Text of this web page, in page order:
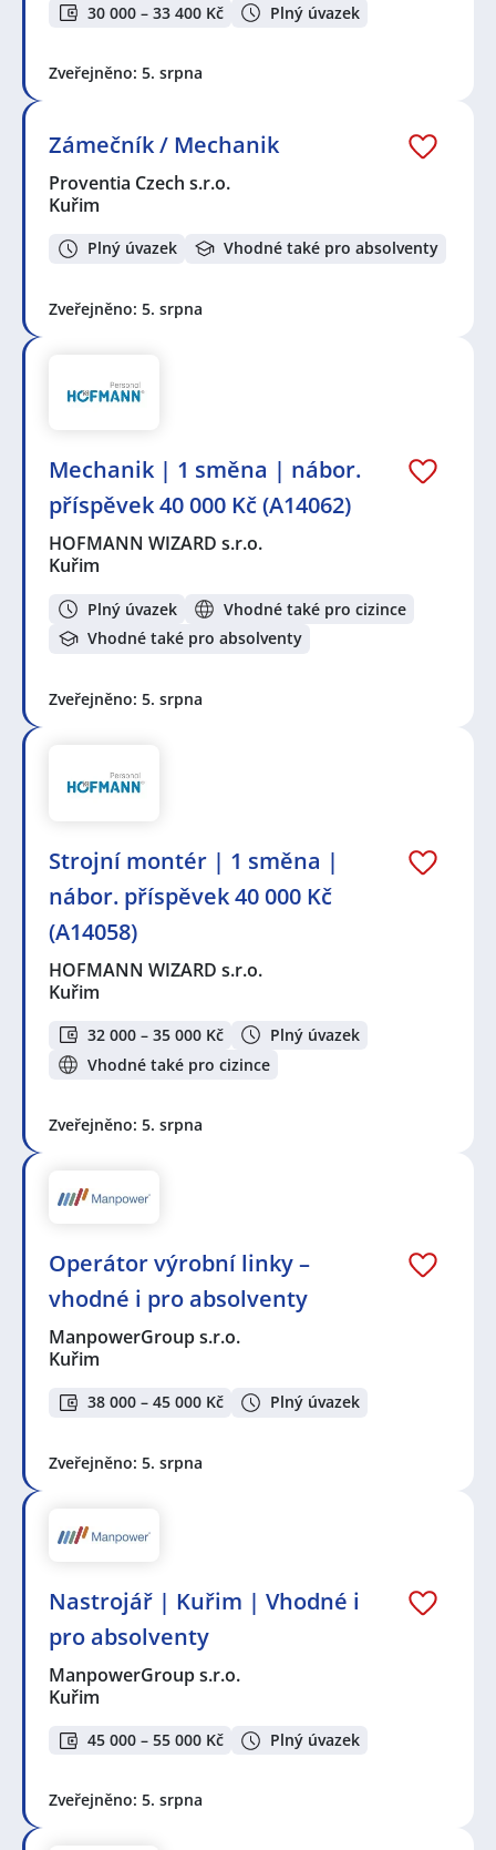
30 000 – 33 400 Kč Plný úvazek
Zveřejněno: 5. srpna
Zámečník / Mechanik
Proventia Czech s.r.o.
Kuřim
Plný úvazek Vhodné také pro absolventy
Zveřejněno: 5. srpna
Mechanik️ | 1 směna | nábor.
příspěvek 40 000 Kč (A14062)
HOFMANN WIZARD s.r.o.
Kuřim
Plný úvazek
Vhodné také pro cizince
Vhodné také pro absolventy
Zveřejněno: 5. srpna
‍Strojní montér️ | 1 směna |
nábor. příspěvek 40 000 Kč
(A14058)
HOFMANN WIZARD s.r.o.
Kuřim
32 000 – 35 000 Kč
Plný úvazek
Vhodné také pro cizince
Zveřejněno: 5. srpna
Operátor výrobní linky –
vhodné i pro absolventy
ManpowerGroup s.r.o.
Kuřim
38 000 – 45 000 Kč Plný úvazek
Zveřejněno: 5. srpna
Nastrojář | Kuřim | Vhodné i
pro absolventy
ManpowerGroup s.r.o.
Kuřim
45 000 – 55 000 Kč Plný úvazek
Zveřejněno: 5. srpna